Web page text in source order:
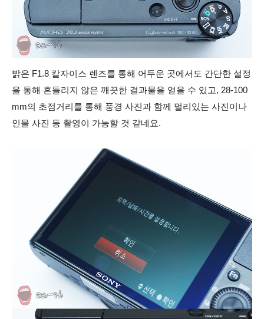
밝은 F1.8 칼자이스 렌즈를 통해 어두운 곳에서도 간단한 설정
을 통해 흔들리지 않은 깨끗한 결과물을 얻을 수 있고, 28-100
mm의 초점거리를 통해 풍경 사진과 함께 멀리있는 사진이나
인물 사진 등 촬영이 가능할 것 같네요.